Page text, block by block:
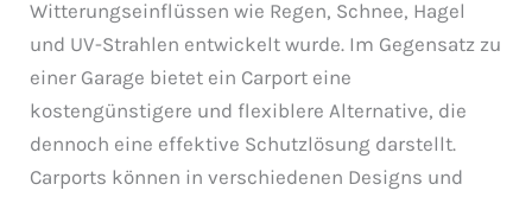
Witterungseinflüssen wie Regen, Schnee, Hagel
und UV-Strahlen entwickelt wurde. Im Gegensatz zu
einer Garage bietet ein Carport eine
kostengünstigere und flexiblere Alternative, die
dennoch eine effektive Schutzlösung darstellt.
Carports können in verschiedenen Designs und